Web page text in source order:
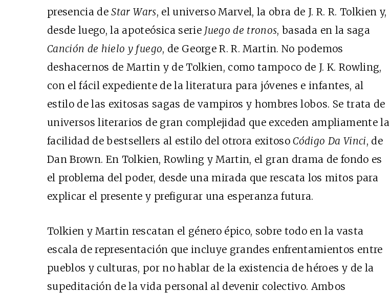
presencia deStar Wars, el universo Marvel, la obra de J. R. R. Tolkien y,
desde luego, la apoteósica serie Juego de tronos, basada en la saga
Canción de hielo y fuego, de George R. R. Martin. No podemos
deshacernos de Martin y de Tolkien, como tampoco de J. K. Rowling,
con el fácil expediente de la literatura para jóvenes e infantes, al
estilo de las exitosas sagas de vampiros y hombres lobos. Se trata de
universos literarios de gran complejidad que exceden ampliamente la
facilidad de bestsellers al estilo del otrora exitosoCódigo Da Vinci, de
Dan Brown. En Tolkien, Rowling y Martin, el gran drama de fondo es
el problema del poder, desde una mirada que rescata los mitos para
explicar el presente y prefigurar una esperanza futura.
Tolkien y Martin rescatan el género épico, sobre todo en la vasta
escala de representación que incluye grandes enfrentamientos entre
pueblos y culturas, por no hablar de la existencia de héroes y de la
supeditación de la vida personal al devenir colectivo. Ambos